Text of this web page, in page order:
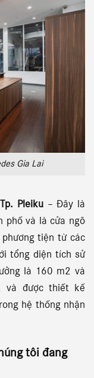
Gia Lai
Tp. Pleiku – Đây là
phố và là cửa ngõ
tiện từ các
tổng diện tích sử
là 160 m2 và
và được thiết kế
hệ thống nhận
tôi đang